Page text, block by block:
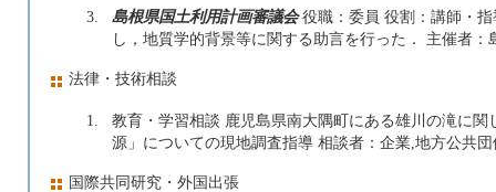
3.
島根県国土利用計画審議会役職：委員 役割：講師・
し，地質学的背景等に関する助言を行った． 主催者：
法律・技術相談
1.
教育・学習相談 鹿児島県南大隅町にある雄川の滝に
源」についての現地調査指導 相談者：企業,地方公共団
国際共同研究・外国出張